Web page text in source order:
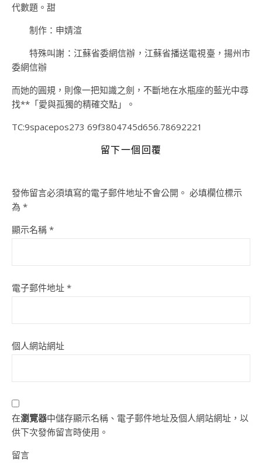
代數題。甜
制作：申婧渲
特殊叫謝：江蘇省委網信辦，江蘇省播送電視臺，揚州市
委網信辦
而她的圓規，則像一把知識之劍，不斷地在水瓶座的藍光中尋
找**「愛與孤獨的精確交點」。
TC:9spacepos273 69f3804745d656.78692221
留下一個回覆
發佈留言必須填寫的電子郵件地址不會公開。 必填欄位標示
為 *
顯示名稱 *
電子郵件地址 *
個人網站網址
在瀏覽器中儲存顯示名稱、電子郵件地址及個人網站網址，以
供下次發佈留言時使用。
留言